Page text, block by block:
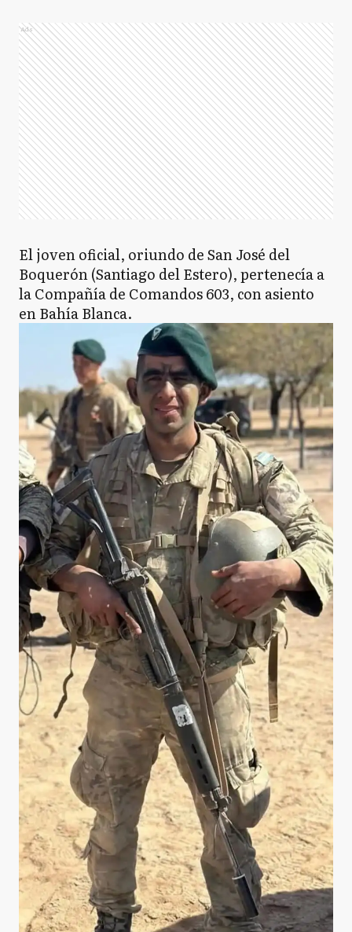
Ads
El joven oficial, oriundo de San José del
Boquerón (Santiago del Estero), pertenecía a
la Compañía de Comandos 603, con asiento
en Bahía Blanca.